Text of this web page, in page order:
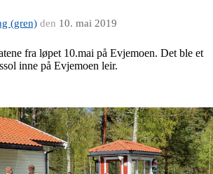
(gren) den 10. mai 2019
fra løpet 10.mai på Evjemoen. Det ble et
inne på Evjemoen leir.